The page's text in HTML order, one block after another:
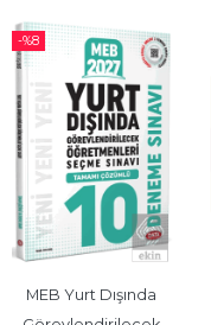
-%8
MEB Yurt Dışında